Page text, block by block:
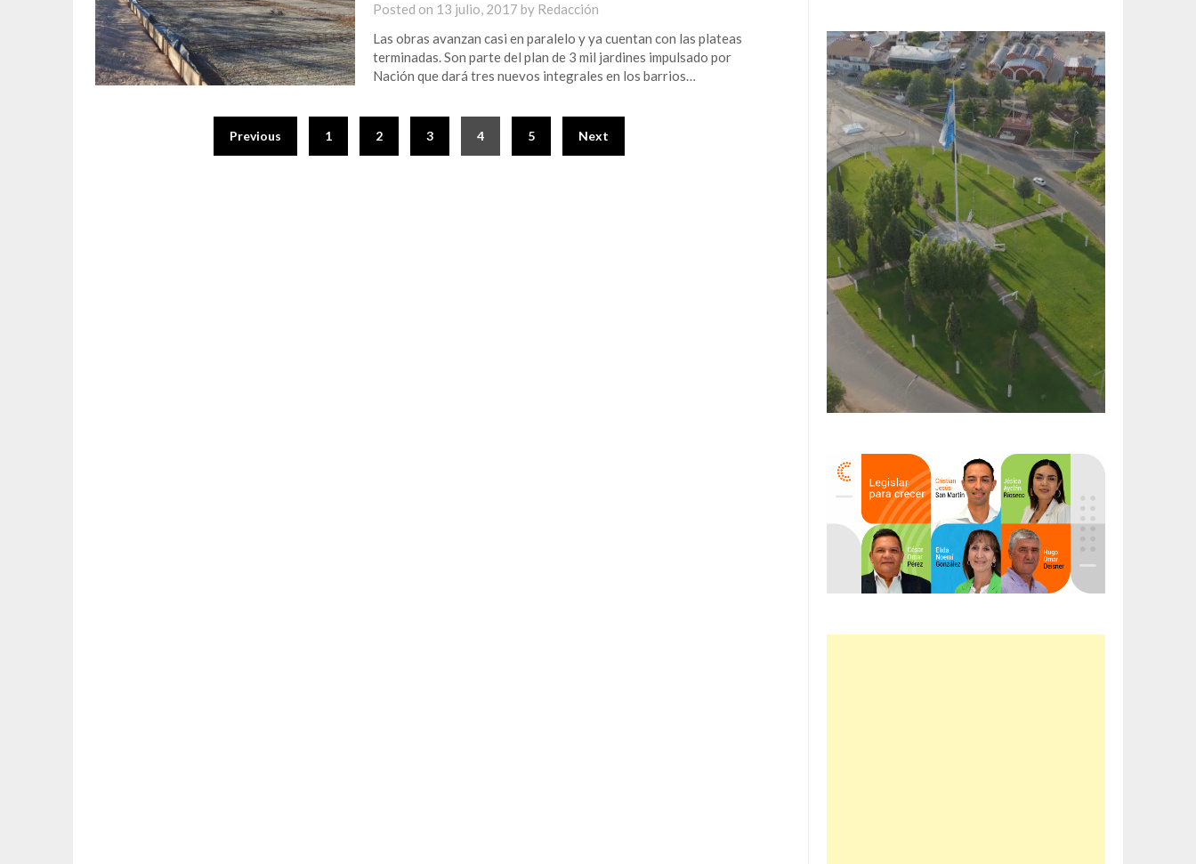
Posted on 13 julio, 2017 by Redacción
Las obras avanzan casi en paralelo y ya cuentan con las plateas
terminadas. Son parte del plan de 3 mil jardines impulsado por
Nación que dará tres nuevos integrales en los barrios…
Previous 1 2 3 4 5 Next